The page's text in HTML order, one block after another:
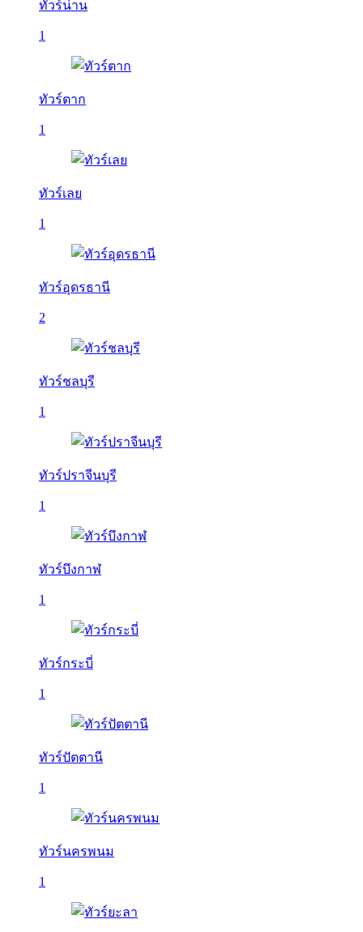
ทัวร์น่าน
1
ทัวร์ตาก
1
ทัวร์เลย
1
ทัวร์อุดรธานี
2
ทัวร์ชลบุรี
1
ทัวร์ปราจีนบุรี
1
ทัวร์บึงกาฬ
1
ทัวร์กระบี่
1
ทัวร์ปัตตานี
1
ทัวร์นครพนม
1